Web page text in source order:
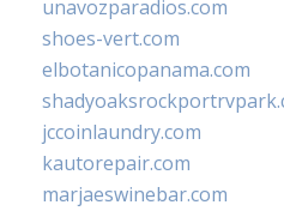
unavozparadios.com
shoes-vert.com
elbotanicopanama.com
jccoinlaundry.com
kautorepair.com
marjaeswinebar.com